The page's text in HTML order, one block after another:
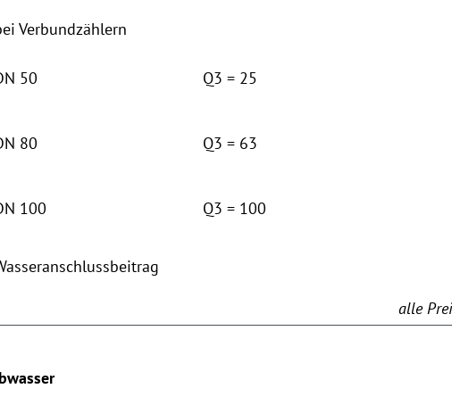
Verbundzählern
50 Q3 = 25
80 Q3 = 63
100 Q3 = 100
alle